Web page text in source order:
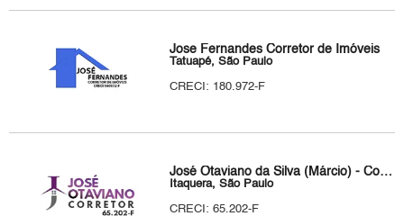
Jose Fernandes Corretor de Imóveis
Tatuapé, São Paulo
CRECI: 180.972-F
José Otaviano da Silva (Márcio) - Corretor de Imóveis
Itaquera, São Paulo
CRECI: 65.202-F